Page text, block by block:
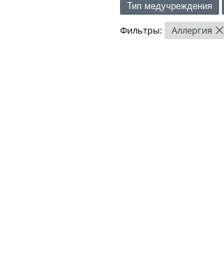
Тип медучреждения
Фильтры: Аллергия ×